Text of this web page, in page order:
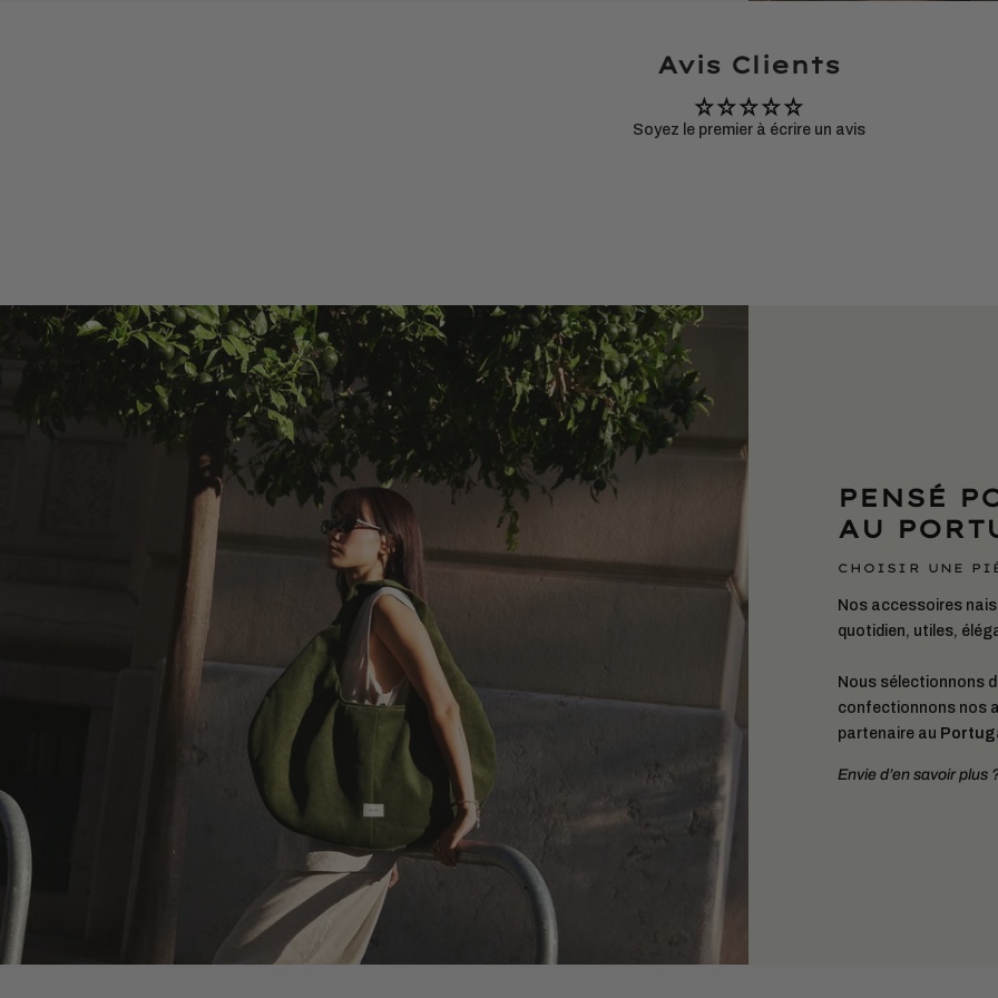
Avis Clients
Soyez le premier à écrire un avis
PENSÉ
AU
CHOISIR UNE
Nos accessoires
quotidien, utiles,
Nous sélectionnons
confectionnons nos
partenaire au
Envie d’en savoir plus